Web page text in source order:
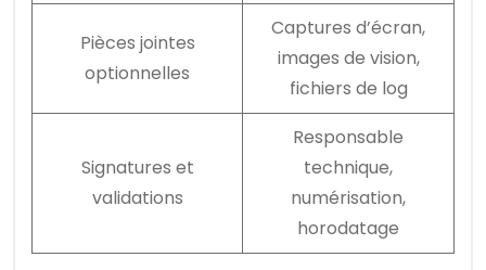
Pièces jointes
optionnelles
Captures d’écran,
images de vision,
fichiers de log
Signatures et
validations
Responsable
technique,
numérisation,
horodatage